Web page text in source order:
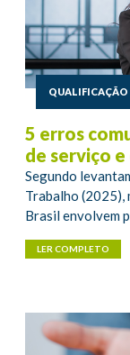
QUALIFICAÇÃO
5 erros
de serviço
Segundo
Trabalho (2025),
Brasil envolvem
LER COMPLETO